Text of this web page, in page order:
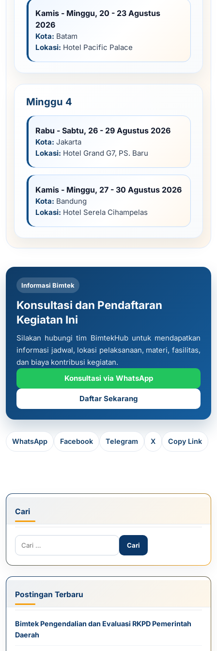
Kamis - Minggu, 20 - 23 Agustus
2026
Kota: Batam
Lokasi: Hotel Pacific Palace
Minggu 4
Rabu - Sabtu, 26 - 29 Agustus 2026
Kota: Jakarta
Lokasi: Hotel Grand G7, PS. Baru
Kamis - Minggu, 27 - 30 Agustus 2026
Kota: Bandung
Lokasi: Hotel Serela Cihampelas
Informasi Bimtek
Konsultasi dan Pendaftaran
Kegiatan Ini
Silakan hubungi tim BimtekHub untuk mendapatkan
informasi jadwal, lokasi pelaksanaan, materi, fasilitas,
dan biaya kontribusi kegiatan.
Konsultasi via WhatsApp
Daftar Sekarang
WhatsApp Facebook Telegram X Copy Link
Cari
Cari untuk:
Postingan Terbaru
Bimtek Pengendalian dan Evaluasi RKPD Pemerintah
Daerah